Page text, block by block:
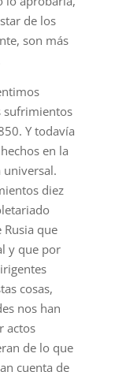
de los
son más
sufrimientos
Y todavía
en la
universal.
diez
que
y que por
cosas,
nos han
actos
de lo que
cuenta de